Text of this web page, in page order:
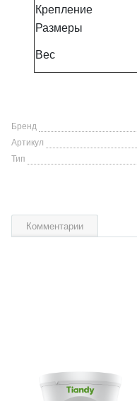
Крепление
Размеры
Вес
Бренд
Артикул
Тип
Комментарии